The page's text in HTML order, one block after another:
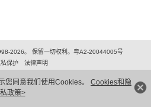
您同意我们使用Cookies。 Cookies和隐
私政策>
2026。 保留一切权利。粤A2-20044005号
私保护
法律声明